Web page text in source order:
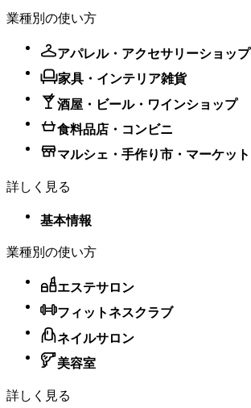
業種別の使い方
アパレル・アクセサリーショップ
家具・インテリア雑貨
酒屋・ビール・ワインショップ
食料品店・コンビニ
マルシェ・手作り市・マーケット
詳しく見る
基本情報
業種別の使い方
エステサロン
フィットネスクラブ
ネイルサロン
美容室
詳しく見る